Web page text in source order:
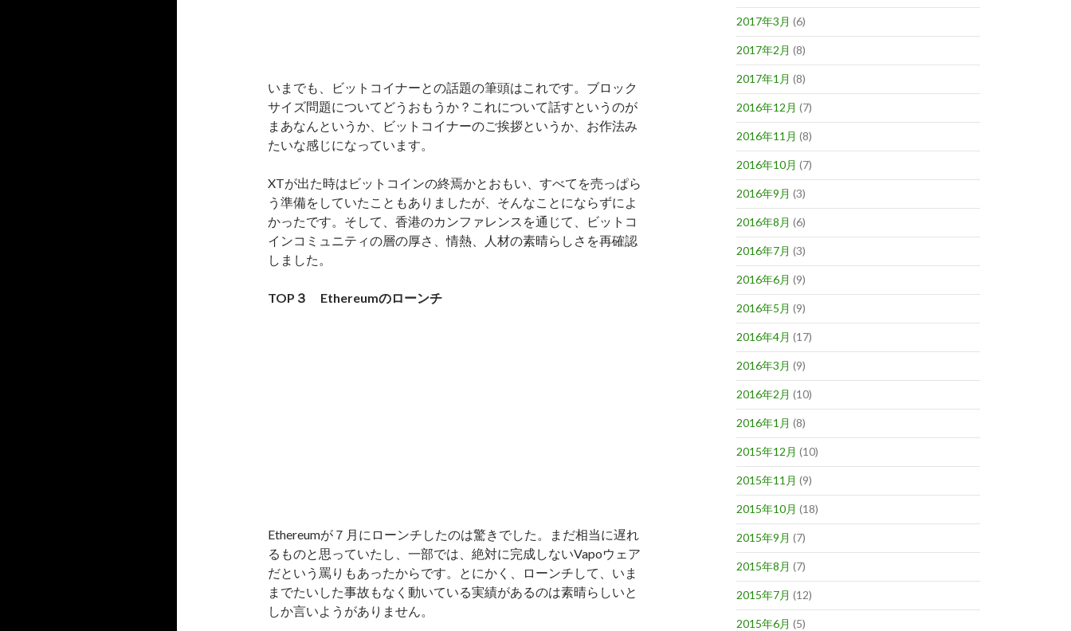
いまでも、ビットコイナーとの話題の筆頭はこれです。ブロック
サイズ問題についてどうおもうか？これについて話すというのが
まあなんというか、ビットコイナーのご挨拶というか、お作法み
たいな感じになっています。
XTが出た時はビットコインの終焉かとおもい、すべてを売っぱら
う準備をしていたこともありましたが、そんなことにならずによ
かったです。そして、香港のカンファレンスを通じて、ビットコ
インコミュニティの層の厚さ、情熱、人材の素晴らしさを再確認
しました。
TOP３ Ethereumのローンチ
Ethereumが７月にローンチしたのは驚きでした。まだ相当に遅れ
るものと思っていたし、一部では、絶対に完成しないVapoウェア
だという罵りもあったからです。とにかく、ローンチして、いま
までたいした事故もなく動いている実績があるのは素晴らしいと
しか言いようがありません。
2017年3月 (6)
2017年2月 (8)
2017年1月 (8)
2016年12月 (7)
2016年11月 (8)
2016年10月 (7)
2016年9月 (3)
2016年8月 (6)
2016年7月 (3)
2016年6月 (9)
2016年5月 (9)
2016年4月 (17)
2016年3月 (9)
2016年2月 (10)
2016年1月 (8)
2015年12月 (10)
2015年11月 (9)
2015年10月 (18)
2015年9月 (7)
2015年8月 (7)
2015年7月 (12)
2015年6月 (5)